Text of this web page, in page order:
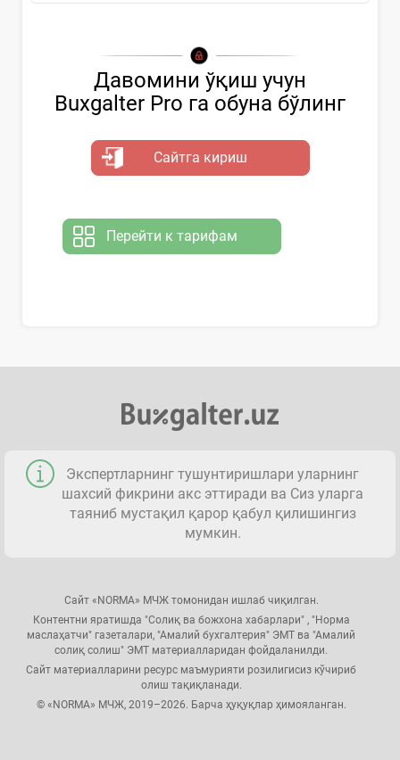
Давомини ўқиш учун
Buxgalter Pro га обуна бўлинг
Сайтга кириш
Перейти к тарифам
Экспертларнинг тушунтиришлари уларнинг
шахсий фикрини акс эттиради ва Сиз уларга
таяниб мустақил қарор қабул қилишингиз
мумкин.
Сайт «NORMA» МЧЖ томонидан ишлаб чиқилган.
Контентни яратишда "Солиқ ва божхона хабарлари" , "Норма
маслаҳатчи" газеталари, "Амалий бухгалтерия" ЭМТ ва "Амалий
солиқ солиш" ЭМТ материалларидан фойдаланилди.
Сайт материалларини ресурс маъмурияти розилигисиз кўчириб
олиш тақиқланади.
© «NORMA» МЧЖ, 2019–2026. Барча ҳуқуқлар ҳимояланган.